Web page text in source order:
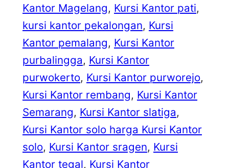
Kantor Magelang, Kursi Kantor pati
kursi kantor pekalongan, Kursi
Kantor pemalang, Kursi Kantor
purbalingga, Kursi Kantor
purwokerto, Kursi Kantor purworejo
Kursi Kantor rembang, Kursi Kantor
Semarang, Kursi Kantor slatiga
Kursi Kantor solo harga Kursi Kantor
solo, Kursi Kantor sragen, Kursi
Kantor tegal, Kursi Kantor